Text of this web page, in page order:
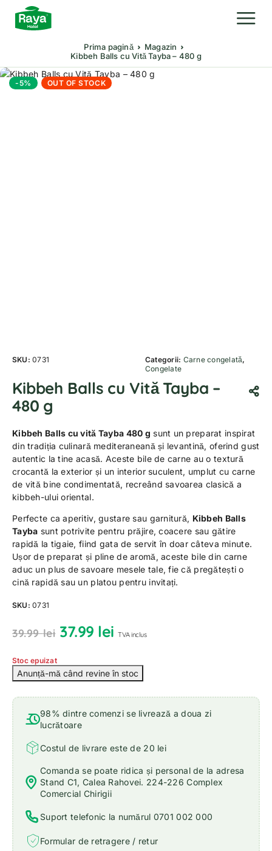
Prima pagină
Magazin
Kibbeh Balls cu Vită Tayba – 480 g
-5% OUT OF STOCK
SKU:0731 Categorii: Carne congelată,
Congelate
Kibbeh Balls cu Vită Tayba –
480 g
Kibbeh Balls cu vită Tayba 480 g sunt un preparat inspirat
din tradiția culinară mediteraneană și levantină, oferind gust
autentic la tine acasă. Aceste bile de carne au o textură
crocantă la exterior și un interior suculent, umplut cu carne
de vită bine condimentată, recreând savoarea clasică a
kibbeh-ului oriental.
Perfecte ca aperitiv, gustare sau garnitură, Kibbeh Balls
Tayba sunt potrivite pentru prăjire, coacere sau gătire
rapidă la tigaie, fiind gata de servit în doar câteva minute.
Ușor de preparat și pline de aromă, aceste bile din carne
aduc un plus de savoare mesele tale, fie că pregătești o
cină rapidă sau un platou pentru invitați.
SKU:0731
39.99lei 37.99 lei TVA inclus
Stoc epuizat
98% dintre comenzi se livrează a doua zi
lucrătoare
Costul de livrare este de 20 lei
Comanda se poate ridica și personal de la adresa
Stand C1, Calea Rahovei. 224-226 Complex
Comercial Chirigii
Suport telefonic la numărul 0701 002 000
Formular de retragere / retur